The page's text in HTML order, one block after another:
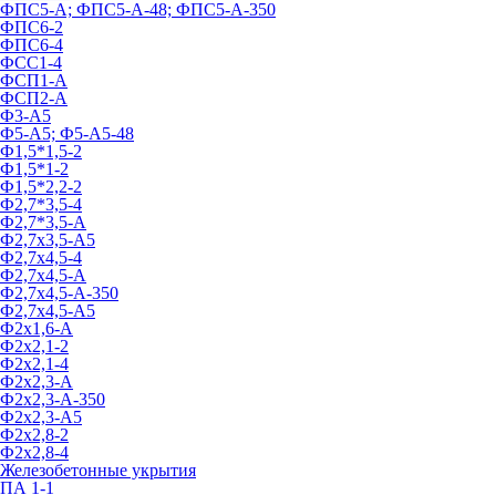
ФПС5-А; ФПС5-А-48; ФПС5-А-350
ФПС6-2
ФПС6-4
ФСС1-4
ФСП1-А
ФСП2-А
Ф3-А5
Ф5-А5; Ф5-А5-48
Ф1,5*1,5-2
Ф1,5*1-2
Ф1,5*2,2-2
Ф2,7*3,5-4
Ф2,7*3,5-А
Ф2,7х3,5-А5
Ф2,7х4,5-4
Ф2,7х4,5-А
Ф2,7х4,5-А-350
Ф2,7х4,5-А5
Ф2х1,6-А
Ф2х2,1-2
Ф2х2,1-4
Ф2х2,3-А
Ф2х2,3-А-350
Ф2х2,3-А5
Ф2х2,8-2
Ф2х2,8-4
Железобетонные укрытия
ПА 1-1